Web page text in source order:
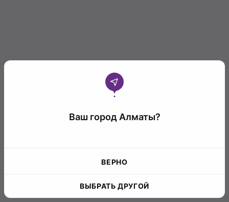
Ваш город Алматы?
ВЕРНО
ВЫБРАТЬ ДРУГОЙ